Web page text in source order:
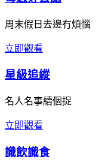
周末假日去邊冇煩惱
立即觀看
星級追縱
名人名事續個捉
立即觀看
識飲識食